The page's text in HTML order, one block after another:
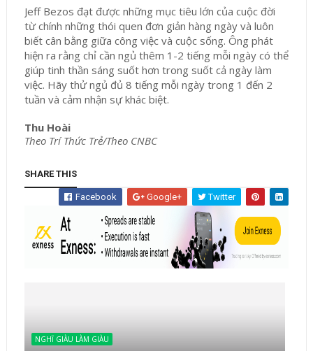
Jeff Bezos đạt được những mục tiêu lớn của cuộc đời
từ chính những thói quen đơn giản hàng ngày và luôn
biết cân bằng giữa công việc và cuộc sống. Ông phát
hiện ra rằng chỉ cần ngủ thêm 1-2 tiếng mỗi ngày có thể
giúp tinh thần sáng suốt hơn trong suốt cả ngày làm
việc. Hãy thử ngủ đủ 8 tiếng mỗi ngày trong 1 đến 2
tuần và cảm nhận sự khác biệt.
Thu Hoài
Theo Trí Thức Trẻ/Theo CNBC
SHARE THIS
Facebook Google+ Twitter
NGHĨ GIÀU LÀM GIÀU